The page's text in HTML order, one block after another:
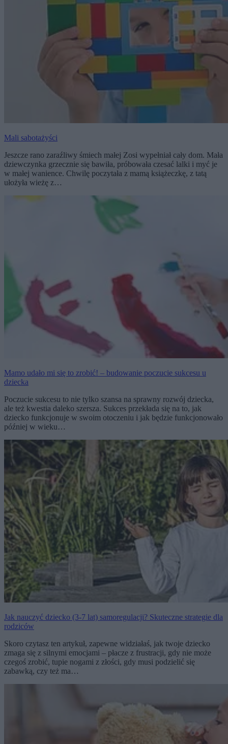
Mali sabotażyści
Jeszcze rano zaraźliwy śmiech małej Zosi wypełniał cały dom. Mała
dziewczynka grzecznie się bawiła, próbowała czesać lalki i myć je
w małej wanience. Chwilę poczytała z mamą książeczkę, z tatą
ułożyła wieżę z…
Mamo udało mi się to zrobić! – budowanie poczucie sukcesu u
dziecka
Poczucie sukcesu to nie tylko szansa na sprawny rozwój dziecka,
ale też kwestia daleko szersza. Sukces przekłada się na to, jak
dziecko funkcjonuje w swoim otoczeniu i jak będzie funkcjonowało
później w wieku…
Jak nauczyć dziecko (3-7 lat) samoregulacji? Skuteczne strategie dla
rodziców
Skoro czytasz ten artykuł, zapewne widziałaś, jak twoje dziecko
zmaga się z silnymi emocjami – płacze z frustracji, gdy nie może
czegoś zrobić, tupie nogami z złości, gdy musi podzielić się
zabawką, czy też ma…